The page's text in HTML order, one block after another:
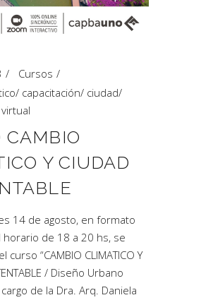
Cursos
/ capacitación/ ciudad/
virtual
CAMBIO
Y CIUDAD
14 de agosto, en formato
horario de 18 a 20 hs, se
curso “CAMBIO CLIMATICO Y
/ Diseño Urbano
de la Dra. Arq. Daniela